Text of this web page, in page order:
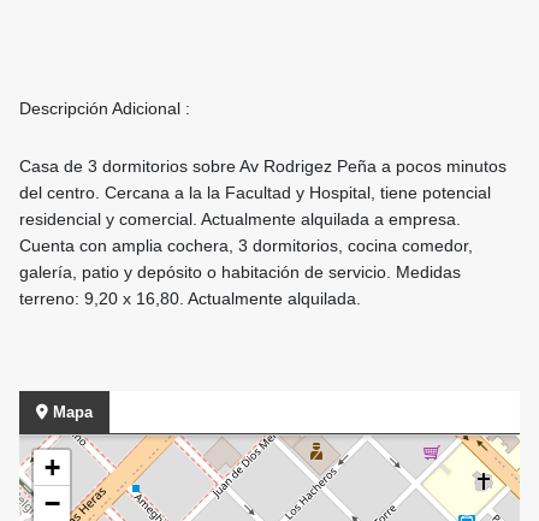
Descripción Adicional :
Casa de 3 dormitorios sobre Av Rodrigez Peña a pocos minutos
del centro. Cercana a la la Facultad y Hospital, tiene potencial
residencial y comercial. Actualmente alquilada a empresa.
Cuenta con amplia cochera, 3 dormitorios, cocina comedor,
galería, patio y depósito o habitación de servicio. Medidas
terreno: 9,20 x 16,80. Actualmente alquilada.
Mapa
+
−